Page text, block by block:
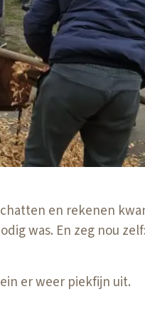
en rekenen
was. En zeg nou
er weer piekfijn uit.